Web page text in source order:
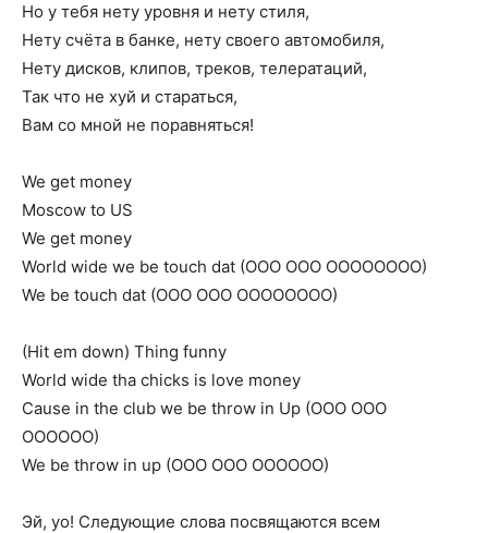
Но у тебя нету уровня и нету стиля,
Нету счёта в банке, нету своего автомобиля,
Нету дисков, клипов, треков, телератаций,
Так что не хуй и стараться,
Вам со мной не поравняться!
We get money
Moscow to US
We get money
World wide we be touch dat (OOO OOO OOOOOOOO)
We be touch dat (OOO OOO OOOOOOOO)
(Hit em down) Thing funny
World wide tha chicks is love money
Cause in the club we be throw in Up (OOO OOO
OOOOOO)
We be throw in up (OOO OOO OOOOOO)
Эй, yo! Следующие слова посвящаются всем